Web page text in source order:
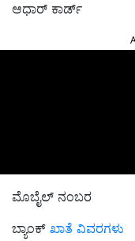
ಆಧಾರ್ ಕಾರ್ಡ್
ಮೊಬೈಲ್ ನಂಬರ
ಬ್ಯಾಂಕ್ ಖಾತೆ ವಿವರಗಳು